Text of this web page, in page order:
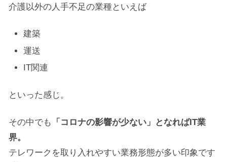
介護以外の人手不足の業種といえば
建築
運送
IT関連
といった感じ。
その中でも
「コロナの影響が少ない」となればIT業
界。
テレワークを取り入れやすい業務形態が多い印象です